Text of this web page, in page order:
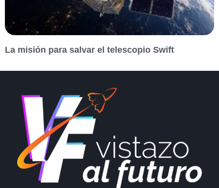
La misión para salvar el telescopio Swift